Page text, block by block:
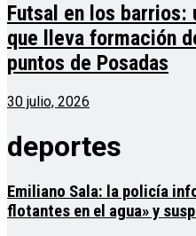
Futsal en los barrios:
que lleva formación
puntos de Posadas
30 julio, 2026
deportes
Emiliano Sala: la policía
flotantes en el agua» y